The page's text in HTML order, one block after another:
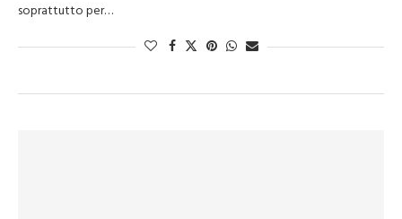
soprattutto per…